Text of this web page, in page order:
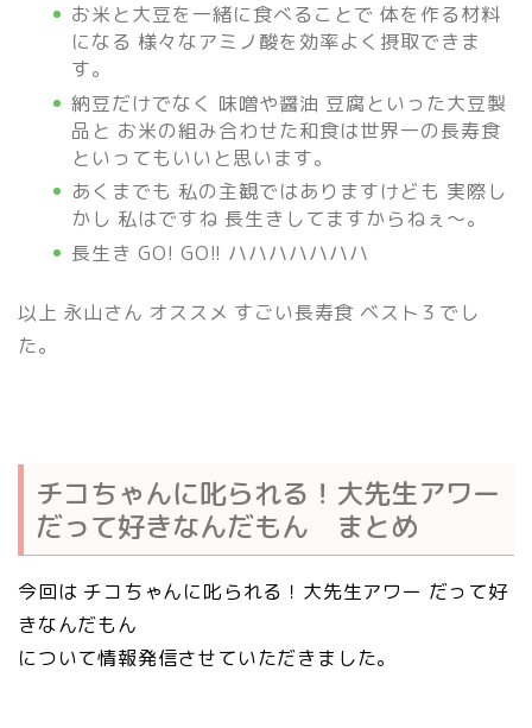
お米と大豆を一緒に食べることで 体を作る材料
になる 様々なアミノ酸を効率よく摂取できま
す。
納豆だけでなく 味噌や醤油 豆腐といった大豆製
品と お米の組み合わせた和食は世界一の長寿食
といってもいいと思います。
あくまでも 私の主観ではありますけども 実際し
かし 私はですね 長生きしてますからねぇ～。
長生き GO! GO!! ハハハハハハハ
以上 永山さん オススメ すごい長寿食 ベスト３でし
た。
チコちゃんに叱られる！大先生アワー
だって好きなんだもん まとめ
今回は チコちゃんに叱られる！大先生アワー だって好
きなんだもん
について情報発信させていただきました。